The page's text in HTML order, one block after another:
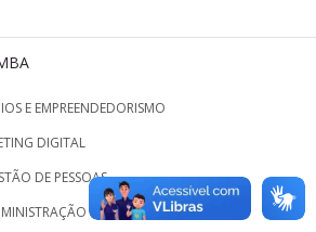
E EMPREENDEDORISMO
DIGITAL
DE PESSOAS
E GESTÃO PÚBLICA